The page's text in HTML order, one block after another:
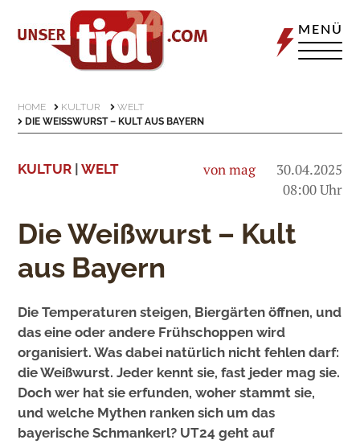
MENÜ
HOME KULTUR
WELT
DIE WEISSWURST – KULT AUS BAYERN
KULTUR WELT von mag
30.04.2025
08:00 Uhr
Die Weißwurst – Kult
aus Bayern
Die Temperaturen steigen, Biergärten öffnen, und
das eine oder andere Frühschoppen wird
organisiert. Was dabei natürlich nicht fehlen darf:
die Weißwurst. Jeder kennt sie, fast jeder mag sie.
Doch wer hat sie erfunden, woher stammt sie,
und welche Mythen ranken sich um das
bayerische Schmankerl? UT24 geht auf